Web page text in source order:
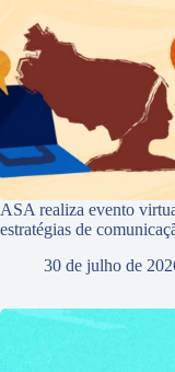
ASA realiza evento
estratégias de
30 de julho de